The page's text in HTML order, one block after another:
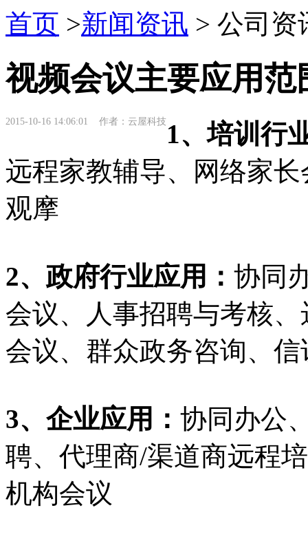
首页 >新闻资讯 > 公司资
视频会议主要应用范
2015-10-16 14:06:01 作者：云屋科技 1、培训行
远程家教辅导、网络家
观摩
2、政府行业应用： 协同
会议、人事招聘与考核
会议、群众政务咨询、信
3、企业应用： 协同办公
聘、代理商/渠道商远程
机构会议